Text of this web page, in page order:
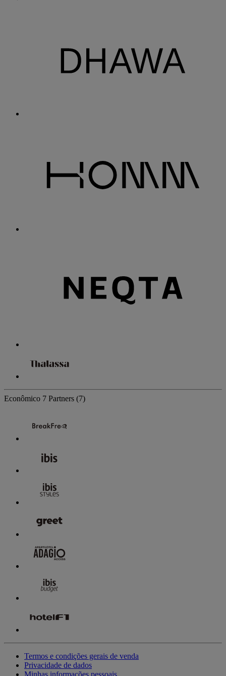
Econômico 7 Partners (7)
Termos e condições gerais de venda
Privacidade de dados
Minhas informações pessoais